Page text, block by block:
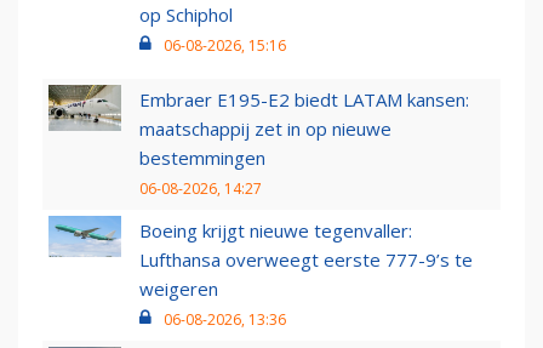
op Schiphol
06-08-2026, 15:16
Embraer E195-E2 biedt LATAM kansen:
maatschappij zet in op nieuwe
bestemmingen
06-08-2026, 14:27
Boeing krijgt nieuwe tegenvaller:
Lufthansa overweegt eerste 777-9’s te
weigeren
06-08-2026, 13:36